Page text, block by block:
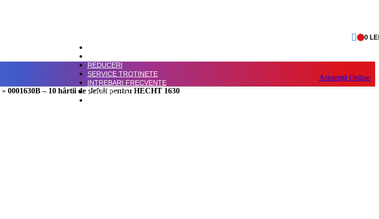
0
REDUCERI
SERVICE TROTINETE
INTREBARI FRECVENTE
PLATA IN RATE
Asistență Online
» 0001630B – 10 hârtii de șlefuit pentru HECHT 1630